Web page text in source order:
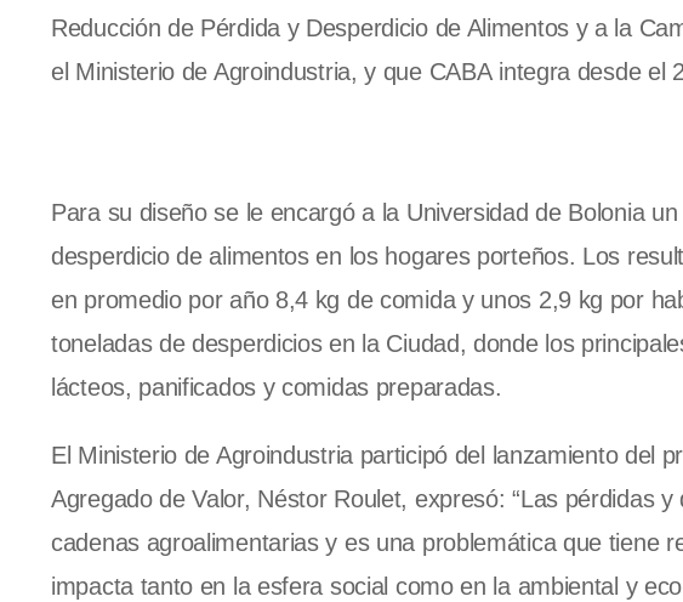
Reducción de Pérdida y Desperdicio de Alimentos y a la
el Ministerio de Agroindustria, y que CABA integra desde el
Para su diseño se le encargó a la Universidad de Bolonia
desperdicio de alimentos en los hogares porteños. Los
en promedio por año 8,4 kg de comida y unos 2,9 kg por
toneladas de desperdicios en la Ciudad, donde los
lácteos, panificados y comidas preparadas.
El Ministerio de Agroindustria participó del lanzamiento del
Agregado de Valor, Néstor Roulet, expresó: “Las pérdidas
cadenas agroalimentarias y es una problemática que tiene
impacta tanto en la esfera social como en la ambiental y